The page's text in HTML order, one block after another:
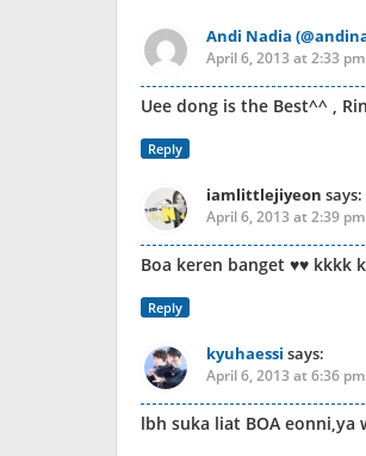
Andi Nadia
April 6, 2013 at 2:33 pm
Uee dong is the Best^^ ,
Reply
iamlittlejiyeon says:
April 6, 2013 at 2:39 pm
Boa keren banget ♥♥ kkkk
Reply
kyuhaessi says:
April 6, 2013 at 6:36 pm
lbh suka liat BOA eonni,ya